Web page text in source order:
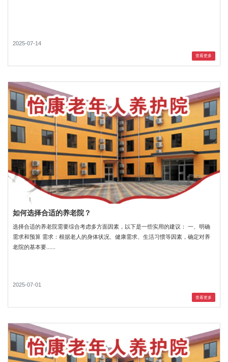
2025-07-14
查看更多
如何选择合适的养老院？
选择合适的养老院需要综合考虑多方面因素，以下是一些实用的建议： 一、明确
需求和预算 需求：根据老人的身体状况、健康需求、生活习惯等因素，确定对养
老院的基本要......
2025-07-01
查看更多